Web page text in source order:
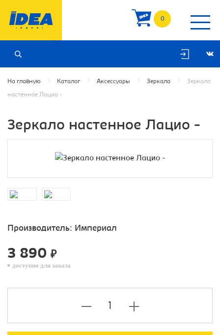
0
На главную Каталог Аксессуары Зеркала Зеркало
настенное Лацио -
Зеркало настенное Лацио -
Производитель: Империал
3 890 ₽
доступно для заказа